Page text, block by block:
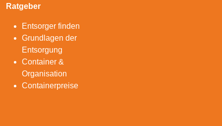
Ratgeber
Entsorger finden
Grundlagen der
Entsorgung
Container &
Organisation
Containerpreise